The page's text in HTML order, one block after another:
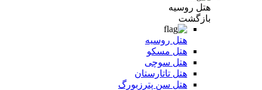
هتل روسیه
بازگشت
هتل روسیه
هتل مسکو
هتل سوچی
هتل تاتارستان
هتل سن پترزبورگ